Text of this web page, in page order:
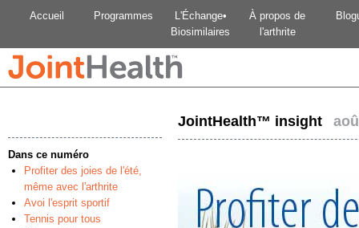
Accueil Programmes
L'Échange•
Biosimilaires
À propos de
l'arthrite
Dans ce numéro
Profiter des joies de l'été,
même avec l'arthrite
Avoi l'esprit sportif
Tennis pour tous
JointHealth™ insight